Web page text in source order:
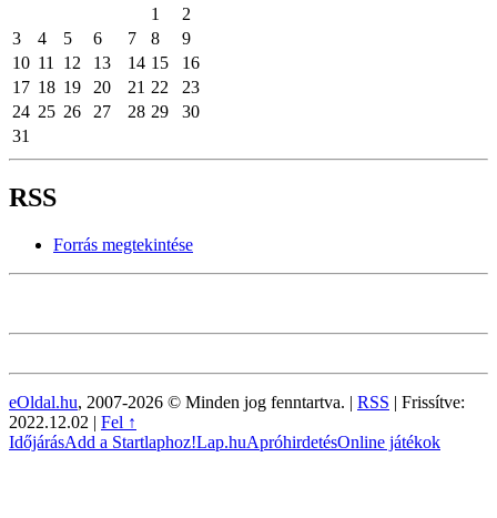
1
2
3
4 5 6 7 8
9
10 11 12 13 14 15
16
17 18 19 20 21 22
23
24 25 26 27 28 29
30
31
RSS
Forrás megtekintése
eOldal.hu, 2007-2026 © Minden jog fenntartva. | RSS | Frissítve:
2022.12.02 | Fel ↑
IdőjárásAdd a Startlaphoz!Lap.huApróhirdetésOnline játékok